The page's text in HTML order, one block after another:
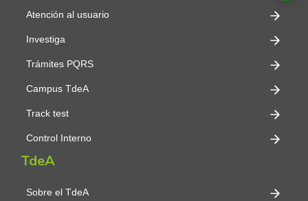
Atención al usuario
Investiga
Trámites PQRS
Campus TdeA
Track test
Control Interno
TdeA
Sobre el TdeA